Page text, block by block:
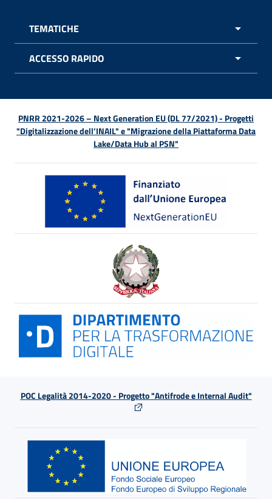
TEMATICHE
ACCESSO RAPIDO
PNRR 2021-2026 – Next Generation EU (DL 77/2021) - Progetti
"Digitalizzazione dell’INAIL" e "Migrazione della Piattaforma Data
Lake/Data Hub al PSN"
POC Legalità 2014-2020 - Progetto "Antifrode e Internal Audit"